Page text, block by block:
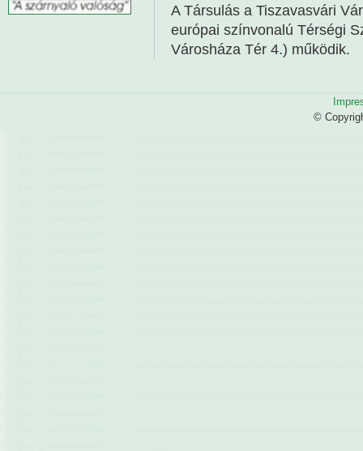
A Társulás a Tiszavasvári
európai színvonalú Térségi
Városháza Tér 4.) működik.
©